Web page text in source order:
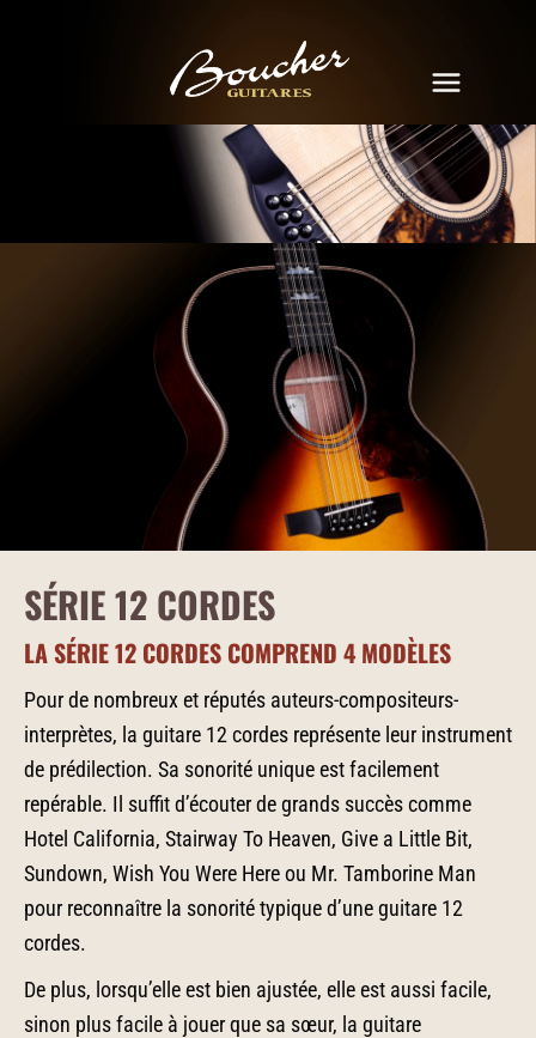
SÉRIE 12 CORDES
LA SÉRIE 12 CORDES COMPREND 4 MODÈLES
Pour de nombreux et réputés auteurs-compositeurs-
interprètes, la guitare 12 cordes représente leur instrument
de prédilection. Sa sonorité unique est facilement
repérable. Il suffit d’écouter de grands succès comme
Hotel California, Stairway To Heaven, Give a Little Bit,
Sundown, Wish You Were Here ou Mr. Tamborine Man
pour reconnaître la sonorité typique d’une guitare 12
cordes.
De plus, lorsqu’elle est bien ajustée, elle est aussi facile,
sinon plus facile à jouer que sa sœur, la guitare